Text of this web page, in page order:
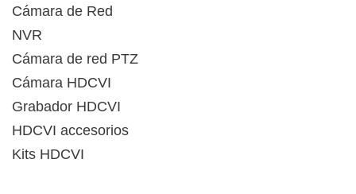
Cámara de Red
NVR
Cámara de red PTZ
Cámara HDCVI
Grabador HDCVI
HDCVI accesorios
Kits HDCVI